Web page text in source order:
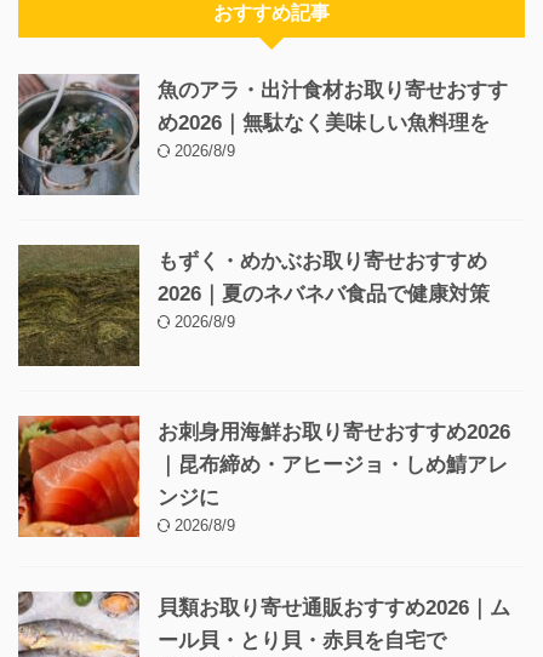
おすすめ記事
魚のアラ・出汁食材お取り寄せおすす
め2026｜無駄なく美味しい魚料理を
2026/8/9
もずく・めかぶお取り寄せおすすめ
2026｜夏のネバネバ食品で健康対策
2026/8/9
お刺身用海鮮お取り寄せおすすめ2026
｜昆布締め・アヒージョ・しめ鯖アレ
ンジに
2026/8/9
貝類お取り寄せ通販おすすめ2026｜ム
ール貝・とり貝・赤貝を自宅で